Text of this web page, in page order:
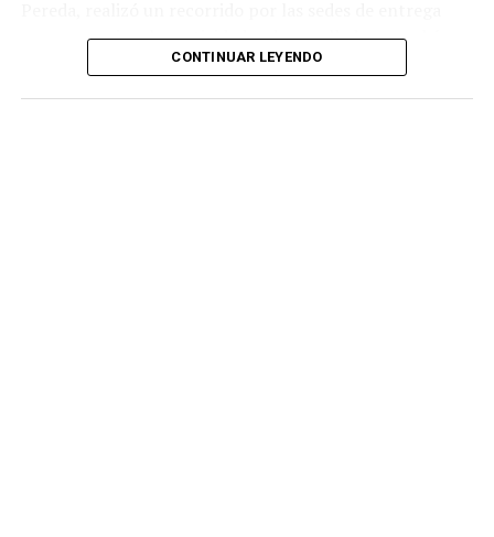
para supervisar las actividades desarrolladas por el área
de Plan Alimentario, reconociendo el compromiso y la
CONTINUAR LEYENDO